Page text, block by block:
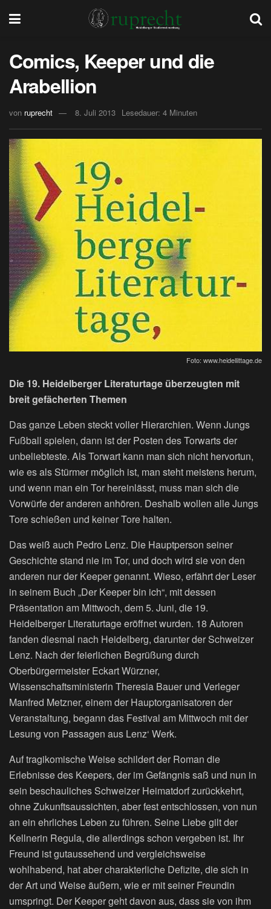
Comics, Keeper und die
Arabellion
von ruprecht 8. Juli 2013 Lesedauer: 4 Minuten
Foto: www.heidellittage.de
Die 19. Heidelberger Literaturtage überzeugten mit
breit gefächerten Themen
Das ganze Leben steckt voller Hierarchien. Wenn Jungs
Fußball spielen, dann ist der Posten des Torwarts der
unbeliebteste. Als Torwart kann man sich nicht hervortun,
wie es als Stürmer möglich ist, man steht meistens herum,
und wenn man ein Tor hereinlässt, muss man sich die
Vorwürfe der anderen anhören. Deshalb wollen alle Jungs
Tore schießen und keiner Tore halten.
Das weiß auch Pedro Lenz. Die Hauptperson seiner
Geschichte stand nie im Tor, und doch wird sie von den
anderen nur der Keeper genannt. Wieso, erfährt der Leser
in seinem Buch „Der Keeper bin ich“, mit dessen
Präsentation am Mittwoch, dem 5. Juni, die 19.
Heidelberger Literaturtage eröffnet wurden. 18 Autoren
fanden diesmal nach Heidelberg, darunter der Schweizer
Lenz. Nach der feierlichen Begrüßung durch
Oberbürgermeister Eckart Würzner,
Wissenschaftsministerin Theresia Bauer und Verleger
Manfred Metzner, einem der Hauptorganisatoren der
Veranstaltung, begann das Festival am Mittwoch mit der
Lesung von Passagen aus Lenz‘ Werk.
Auf tragikomische Weise schildert der Roman die
Erlebnisse des Keepers, der im Gefängnis saß und nun in
sein beschauliches Schweizer Heimatdorf zurückkehrt,
ohne Zukunftsaussichten, aber fest entschlossen, von nun
an ein ehrliches Leben zu führen. Seine Liebe gilt der
Kellnerin Regula, die allerdings schon vergeben ist. Ihr
Freund ist gutaussehend und vergleichsweise
wohlhabend, hat aber charakterliche Defizite, die sich in
der Art und Weise äußern, wie er mit seiner Freundin
umspringt. Der Keeper geht davon aus, dass sie von ihm